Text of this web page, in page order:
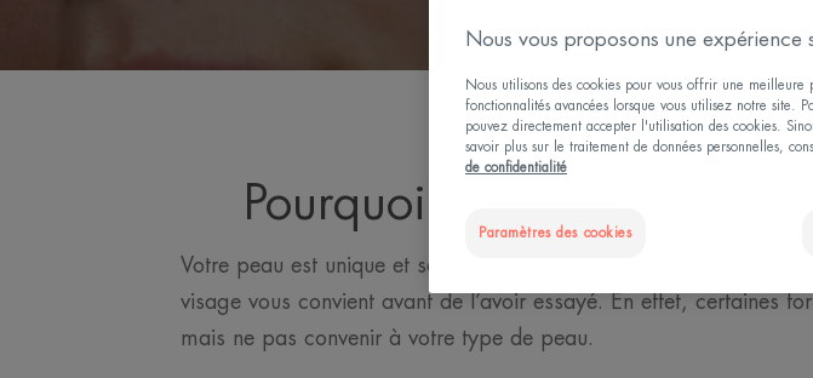
Pourquoi réaliser un
Votre peau est unique et ses besoins le sont tout autant. C’est
visage vous convient avant de l’avoir essayé. En effet, certaines
mais ne pas convenir à votre type de peau.
Nous vous proposons une expérience
Nous utilisons des cookies pour vous offrir une meilleure
fonctionnalités avancées lorsque vous utilisez notre site.
pouvez directement accepter l'utilisation des cookies.
savoir plus sur le traitement de données personnelles,
de confidentialité
Paramètres des cookies